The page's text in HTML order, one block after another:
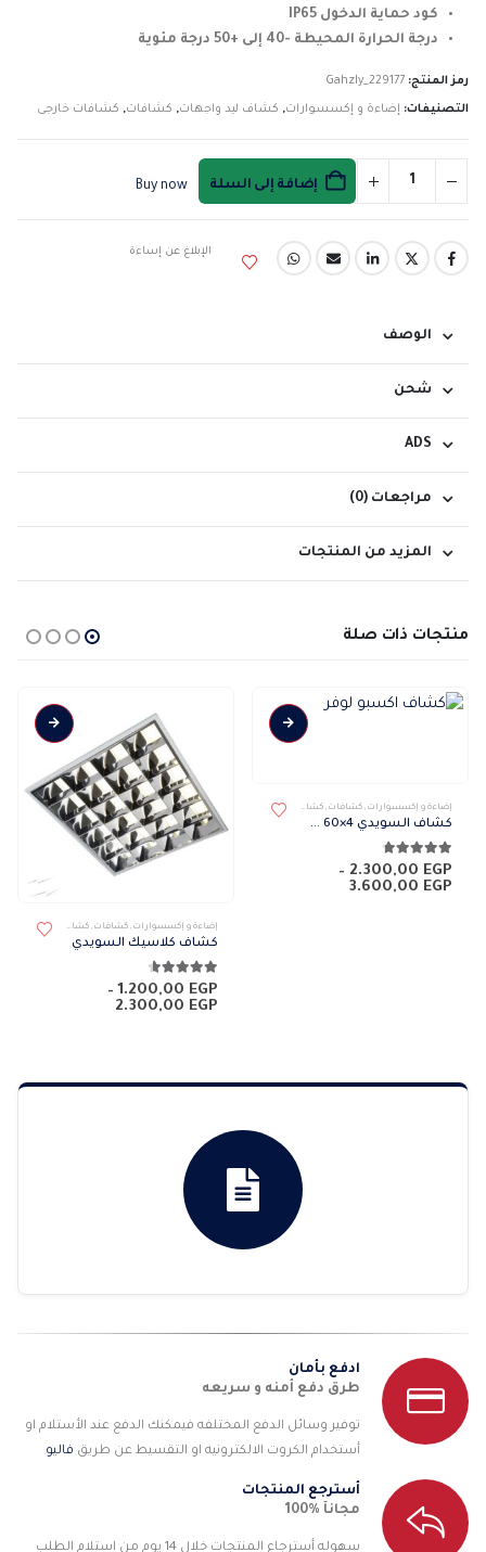
كود حماية الدخول IP65
درجة الحرارة المحيطة -40 إلى +50 درجة مئوية
رمز المنتج: Gahzly_229177
التصنيفات: إضاءة و إكسسوارات, كشاف ليد واجهات, كشافات, كشافات خارجى
إضافة إلى السلة Buy now
الإبلاغ عن إساءة
الوصف
شحن
ADS
مراجعات (0)
المزيد من المنتجات
منتجات ذات صلة
هناك العديد من الأشكال المختلفة لهذا المنتج. يمكن اختيار الخيارات على صفحة المنتج
إضاءة و إكسسوارات , كشافات , كشافات داخلى
كشاف السويدي 4×60 سم
4.71من 5
2.300,00 EGP
–
3.600,00 EGP
إضاءة و إكسسوارات , كشافات , كشافات داخلى
كشاف كلاسيك السويدي
4.57من 5
1.200,00 EGP
–
2.300,00 EGP
ادفع بأمان
طرق دفع أمنه و سريعه
توفير وسائل الدفع المختلفه فيمكنك الدفع عند الأستلام او
أستخدام الكروت الالكترونيه او التقسيط عن طريق فاليو
أسترجع المنتجات
مجانآ %100
سهوله أسترجاع المنتجات خلال 14 يوم من استلام الطلب